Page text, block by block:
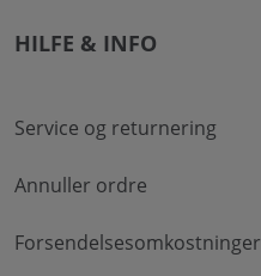
HILFE & INFO
Service og returnering
Annuller ordre
Forsendelsesomkostninger